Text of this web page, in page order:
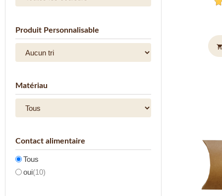
Produit Personnalisable
Matériau
Contact alimentaire
Tous
oui(10)
shopping_cart